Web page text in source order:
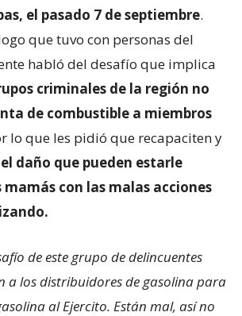
el pasado 7 de septiembre.
que tuvo con personas del
habló del desafío que implica
criminales de la región no
de combustible a miembros
lo que les pidió que recapaciten y
el daño que pueden estarle
mamás con las malas acciones
de este grupo de delincuentes
a los distribuidores de gasolina para
al Ejercito. Están mal, así no